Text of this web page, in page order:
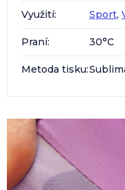
Využití: Sport,
Praní: 30°C
Metoda tisku: